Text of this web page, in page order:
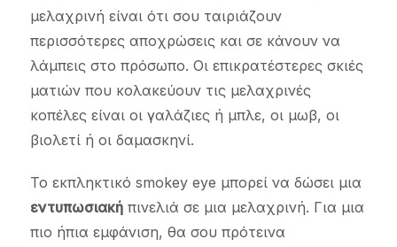
μελαχρινή είναι ότι σου ταιριάζουν
περισσότερες αποχρώσεις και σε κάνουν να
λάμπεις στο πρόσωπο. Οι επικρατέστερες σκιές
ματιών που κολακεύουν τις μελαχρινές
κοπέλες είναι οι γαλάζιες ή μπλε, οι μωβ, οι
βιολετί ή οι δαμασκηνί.
Το εκπληκτικό smokey eye μπορεί να δώσει μια
εντυπωσιακήπινελιά σε μια μελαχρινή. Για μια
πιο ήπια εμφάνιση, θα σου πρότεινα